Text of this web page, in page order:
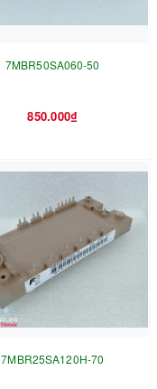
7MBR50SA060-50
850.000₫
7MBR25SA120H-70